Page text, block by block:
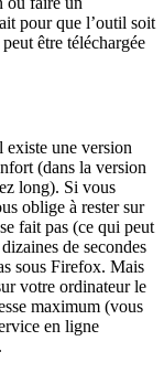
pour que l’outil soit
être téléchargée
une version
(dans la version
long). Si vous
oblige à rester sur
fait pas (ce qui peut
de secondes
sous Firefox. Mais
votre ordinateur le
maximum (vous
en ligne